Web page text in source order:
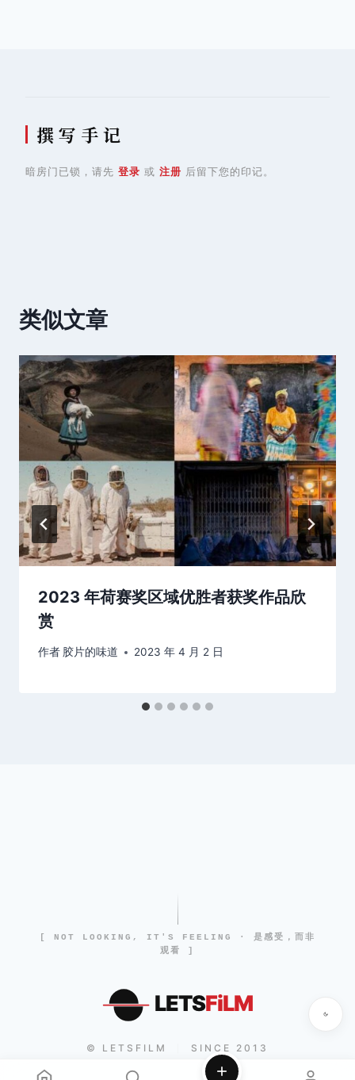
撰 写 手 记
暗房门已锁，请先 登录 或 注册 后留下您的印记。
类似文章
2023 年荷赛奖区域优胜者获奖作品欣
赏
作者 胶片的味道 2023 年 4 月 2 日
[ NOT LOOKING, IT'S FEELING · 是感受，而非
观看 ]
LETSFiLM
© LETSFILM SINCE 2013